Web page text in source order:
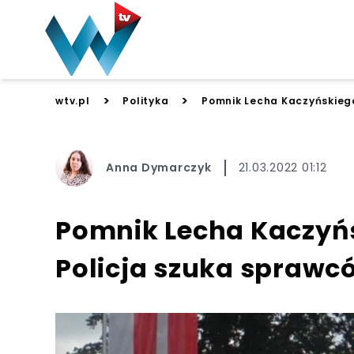
wtv.pl > Polityka > Pomnik Lecha
Anna Dymarczyk 21.03.2022 01:12
Pomnik Lecha
Policja szuka